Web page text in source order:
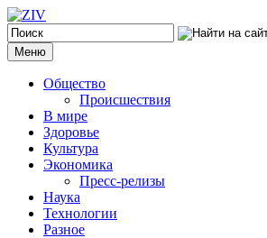
Меню
Общество
Происшествия
В мире
Здоровье
Культура
Экономика
Пресс-релизы
Наука
Технологии
Разное